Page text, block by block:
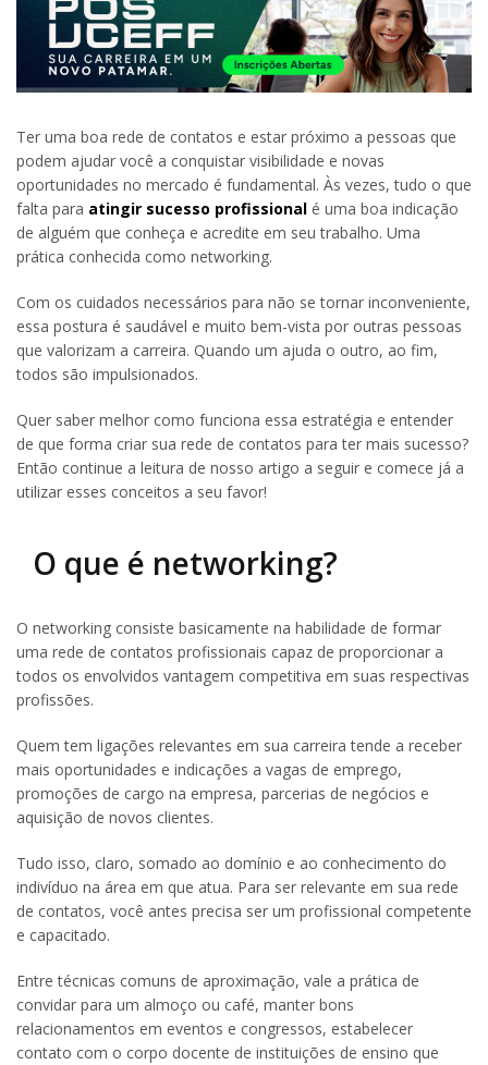
Ter uma boa rede de contatos e estar próximo a pessoas que
podem ajudar você a conquistar visibilidade e novas
oportunidades no mercado é fundamental. Às vezes, tudo o que
falta para atingir sucesso profissional é uma boa indicação
de alguém que conheça e acredite em seu trabalho. Uma
prática conhecida como networking.
Com os cuidados necessários para não se tornar inconveniente,
essa postura é saudável e muito bem-vista por outras pessoas
que valorizam a carreira. Quando um ajuda o outro, ao fim,
todos são impulsionados.
Quer saber melhor como funciona essa estratégia e entender
de que forma criar sua rede de contatos para ter mais sucesso?
Então continue a leitura de nosso artigo a seguir e comece já a
utilizar esses conceitos a seu favor!
O que é networking?
O networking consiste basicamente na habilidade de formar
uma rede de contatos profissionais capaz de proporcionar a
todos os envolvidos vantagem competitiva em suas respectivas
profissões.
Quem tem ligações relevantes em sua carreira tende a receber
mais oportunidades e indicações a vagas de emprego,
promoções de cargo na empresa, parcerias de negócios e
aquisição de novos clientes.
Tudo isso, claro, somado ao domínio e ao conhecimento do
indivíduo na área em que atua. Para ser relevante em sua rede
de contatos, você antes precisa ser um profissional competente
e capacitado.
Entre técnicas comuns de aproximação, vale a prática de
convidar para um almoço ou café, manter bons
relacionamentos em eventos e congressos, estabelecer
contato com o corpo docente de instituições de ensino que